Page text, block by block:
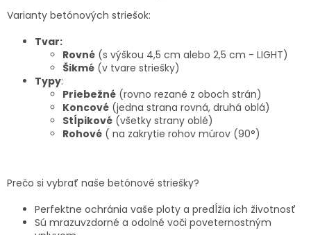
Varianty betónových striešok:
Tvar:
Rovné (s výškou 4,5 cm alebo 2,5 cm - LIGHT)
Šikmé (v tvare striešky)
Typy:
Priebežné (rovno rezané z oboch strán)
Koncové (jedna strana rovná, druhá oblá)
Stĺpikové (všetky strany oblé)
Rohové ( na zakrytie rohov múrov (90°)
Prečo si vybrať naše betónové striešky?
Perfektne ochránia vaše ploty a predĺžia ich životnosť
Sú mrazuvzdorné a odolné voči poveternostným